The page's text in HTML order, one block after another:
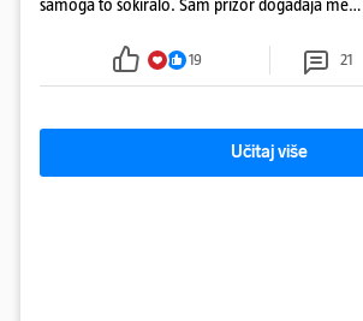
samoga to šokiralo. Sam prizor događaja me
19 21
Učitaj više